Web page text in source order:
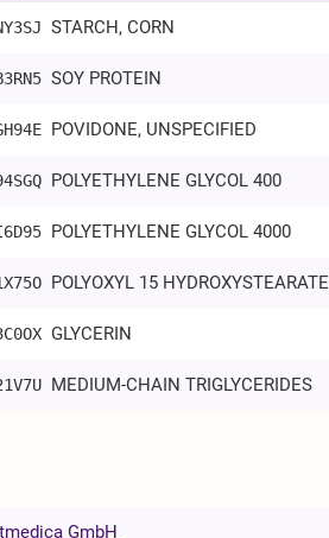
STARCH, CORN
SOY PROTEIN
POVIDONE, UNSPECIFIED
POLYETHYLENE GLYCOL 400
POLYETHYLENE GLYCOL 4000
POLYOXYL 15 HYDROXYSTEARATE
GLYCERIN
MEDIUM-CHAIN TRIGLYCERIDES
GmbH